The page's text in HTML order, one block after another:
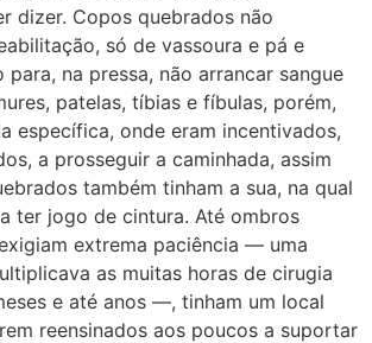
dizer. Copos quebrados não
só de vassoura e pá e
na pressa, não arrancar sangue
patelas, tíbias e fíbulas, porém,
específica, onde eram incentivados,
a prosseguir a caminhada, assim
também tinham a sua, na qual
ter jogo de cintura. Até ombros
extrema paciência — uma
as muitas horas de cirugia
e até anos —, tinham um local
reensinados aos poucos a suportar